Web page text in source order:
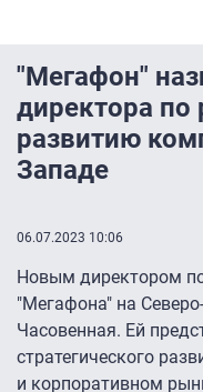
"Мегафон"
директора по
развитию
Западе
06.07.2023 10:06
Новым директором
"Мегафона" на
Часовенная. Ей
стратегического
и корпоративном